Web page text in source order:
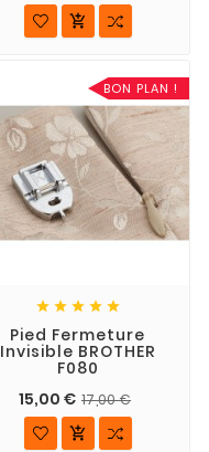

BON PLAN !
    
Pied Fermeture
Invisible BROTHER
F080
15,00 € 17,00 €
